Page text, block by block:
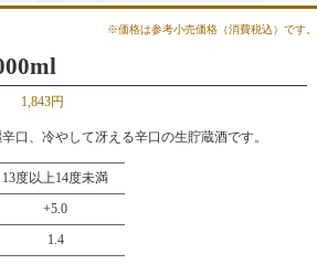
※価格は参考小売価格（消費税込）です。
1,843円
口、冷やして冴える辛口の生貯蔵酒です。
13度以上14度未満
+5.0
1.4